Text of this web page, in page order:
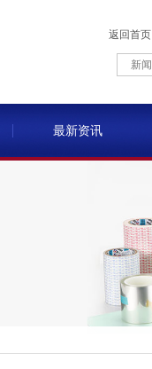
最新资讯
返回首页